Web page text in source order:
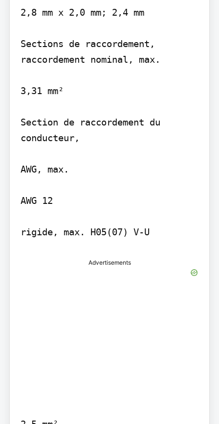
2,8 mm x 2,0 mm; 2,4 mm
Sections de raccordement,
raccordement nominal, max.
3,31 mm²
Section de raccordement du
conducteur,
AWG, max.
AWG 12
rigide, max. H05(07) V-U
Advertisements